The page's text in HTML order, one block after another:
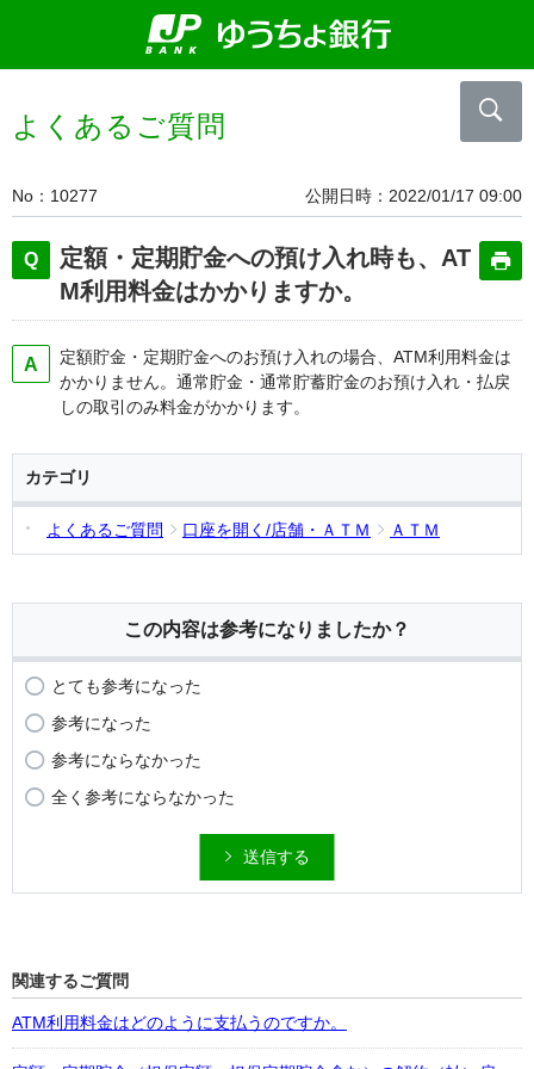
よくあるご質問
No 10277 公開日時 2022/01/17 09:00
定額・定期貯金への預け入れ時も、AT
M利用料金はかかりますか。
定額貯金・定期貯金へのお預け入れの場合、ATM利用料金は
かかりません。通常貯金・通常貯蓄貯金のお預け入れ・払戻
しの取引のみ料金がかかります。
カテゴリ
よくあるご質問 口座を開く/店舗・ＡＴＭ ＡＴＭ
この内容は参考になりましたか？
とても参考になった
参考になった
参考にならなかった
全く参考にならなかった
送信する
関連するご質問
ATM利用料金はどのように支払うのですか。